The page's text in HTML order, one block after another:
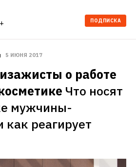
ПОДПИСКА
5 ИЮНЯ 2017
о работе
Что носят
мужчины-
реагирует